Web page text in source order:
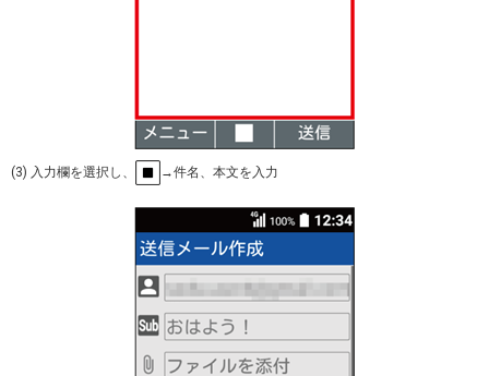
(3) 入力欄を選択し、 →件名、本文を入力